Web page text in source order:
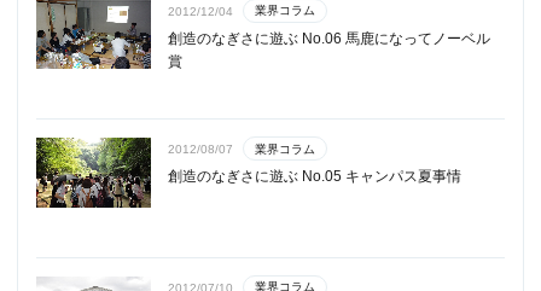
2012/12/04 業界コラム
創造のなぎさに遊ぶ No.06 馬鹿になってノーベル
賞
2012/08/07 業界コラム
創造のなぎさに遊ぶ No.05 キャンパス夏事情
2012/07/10 業界コラム